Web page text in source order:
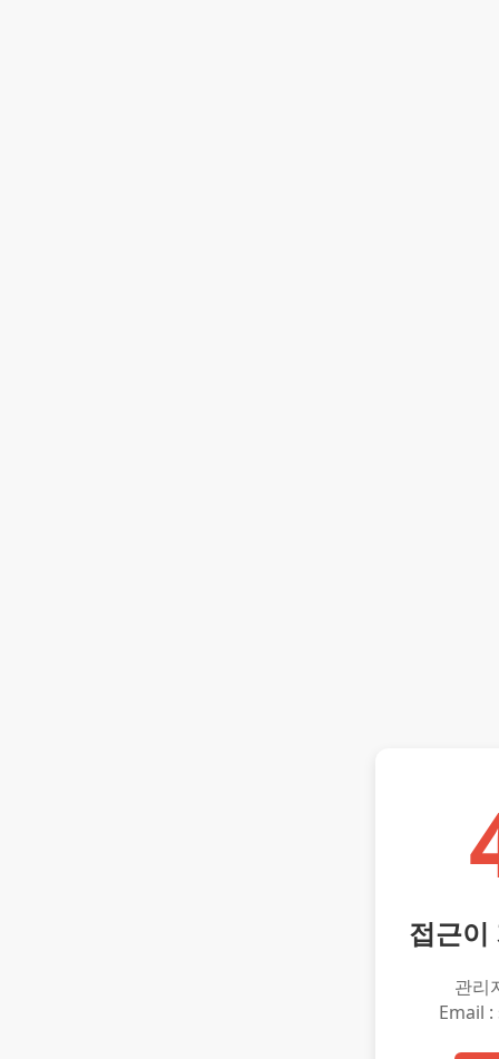
접근이
관리
Email